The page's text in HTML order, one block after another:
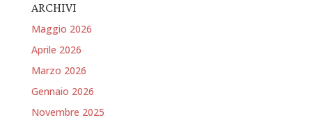
ARCHIVI
Maggio 2026
Aprile 2026
Marzo 2026
Gennaio 2026
Novembre 2025